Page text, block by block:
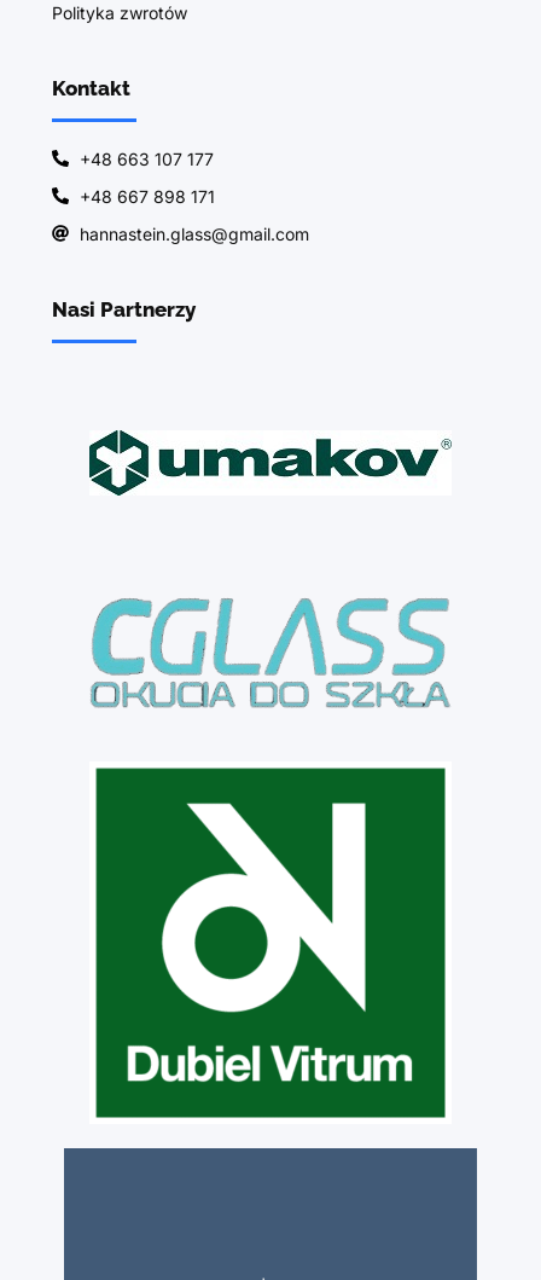
Polityka zwrotów
Kontakt
+48 663 107 177
+48 667 898 171
hannastein.glass@gmail.com
Nasi Partnerzy